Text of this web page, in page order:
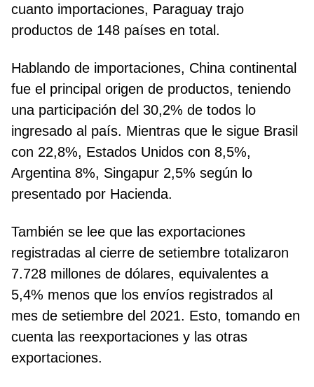
cuanto importaciones, Paraguay trajo
productos de 148 países en total.
Hablando de importaciones, China continental
fue el principal origen de productos, teniendo
una participación del 30,2% de todos lo
ingresado al país. Mientras que le sigue Brasil
con 22,8%, Estados Unidos con 8,5%,
Argentina 8%, Singapur 2,5% según lo
presentado por Hacienda.
También se lee que las exportaciones
registradas al cierre de setiembre totalizaron
7.728 millones de dólares, equivalentes a
5,4% menos que los envíos registrados al
mes de setiembre del 2021. Esto, tomando en
cuenta las reexportaciones y las otras
exportaciones.